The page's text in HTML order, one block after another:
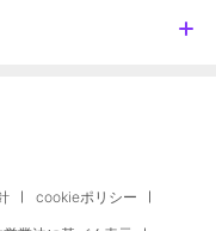
cookieポリシー